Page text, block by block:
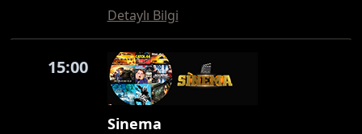
Detaylı Bilgi
15:00
Sinema